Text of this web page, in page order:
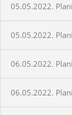
05.05.2022.
05.05.2022.
06.05.2022.
06.05.2022.